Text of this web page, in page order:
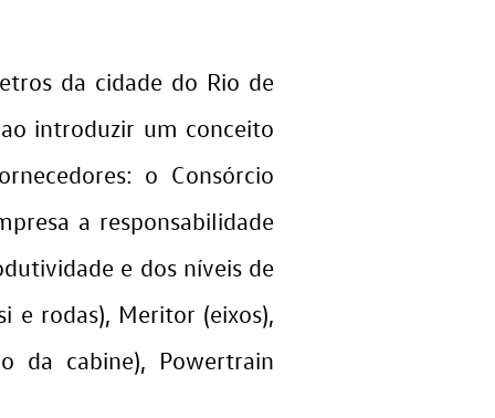
da cidade do Rio de
introduzir um conceito
o Consórcio
a responsabilidade
e dos níveis de
e rodas), Meritor (eixos),
da cabine), Powertrain